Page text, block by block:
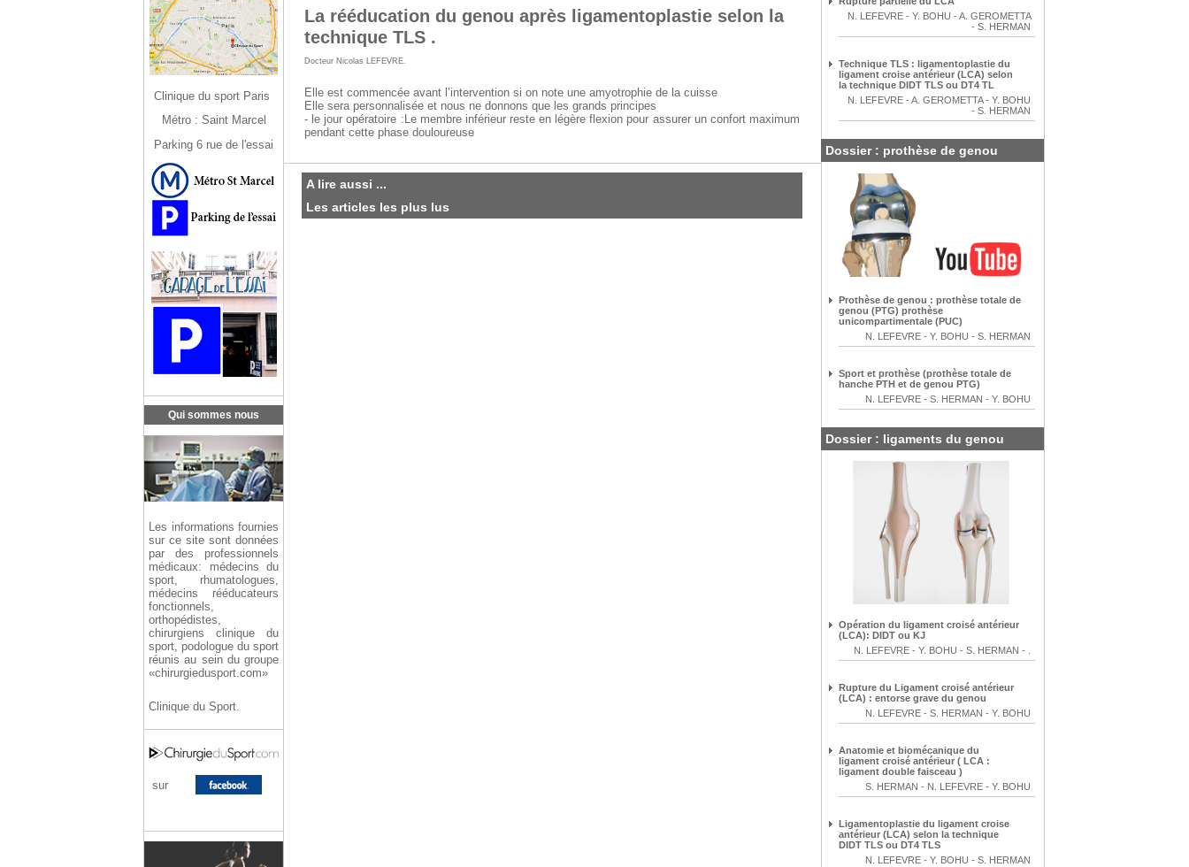
Clinique du sport Paris
Métro : Saint Marcel
Parking 6 rue de l'essai
Qui sommes nous
Les informations fournies
sur ce site sont données
par des professionnels
médicaux: médecins du
sport, rhumatologues,
médecins rééducateurs
fonctionnels,
orthopédistes,
chirurgiens clinique du
sport, podologue du sport
réunis au sein du groupe
«chirurgiedusport.com»
Clinique du Sport.
sur
La rééducation du genou après ligamentoplastie selon la
technique TLS .
Docteur Nicolas LEFEVRE
Elle est commencée avant l’intervention si on note une amyotrophie de la cuisse
Elle sera personnalisée et nous ne donnons que les grands principes
- le jour opératoire :Le membre inférieur reste en légère flexion pour assurer un confort maximum
pendant cette phase douloureuse
A lire aussi ...
Les articles les plus lus
N. LEFEVRE - Y. BOHU - A. GEROMETTA
- S. HERMAN
Technique TLS : ligamentoplastie du
ligament croise antérieur (LCA) selon
la technique DIDT TLS ou DT4 TL
N. LEFEVRE - A. GEROMETTA- Y. BOHU
- S. HERMAN
Dossier : prothèse de genou
Prothèse de genou : prothèse totale de
genou (PTG) prothèse
unicompartimentale (PUC)
N. LEFEVRE - Y. BOHU - S. HERMAN
Sport et prothèse (prothèse totale de
hanche PTH et de genou PTG)
N. LEFEVRE - S. HERMAN - Y. BOHU
Dossier : ligaments du genou
Opération du ligament croisé antérieur
(LCA): DIDT ou KJ
N. LEFEVRE - Y. BOHU - S. HERMAN -
Rupture du Ligament croisé antérieur
(LCA) : entorse grave du genou
N. LEFEVRE - S. HERMAN - Y. BOHU
Anatomie et biomécanique du
ligament croisé antérieur ( LCA :
ligament double faisceau )
S. HERMAN - N. LEFEVRE - Y. BOHU
Ligamentoplastie du ligament croise
antérieur (LCA) selon la technique
DIDT TLS ou DT4 TLS
N. LEFEVRE - Y. BOHU - S. HERMAN